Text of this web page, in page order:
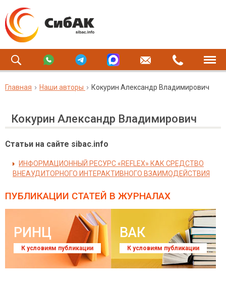
Главная Наши авторы Кокурин Александр Владимирович
Кокурин Александр Владимирович
Статьи на сайте sibac.info
ИНФОРМАЦИОННЫЙ РЕСУРС «REFLEX» КАК СРЕДСТВО
ВНЕАУДИТОРНОГО ИНТЕРАКТИВНОГО ВЗАИМОДЕЙСТВИЯ
ПУБЛИКАЦИИ СТАТЕЙ В ЖУРНАЛАХ
РИНЦ
К условиям публикации
ВАК
К условиям публикации